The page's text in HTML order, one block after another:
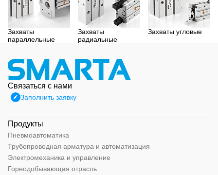
Захваты
параллельные
Захваты
радиальные
Захваты угловые
Связаться с нами
Заполнить заявку
Продукты
Пневмоавтоматика
Трубопроводная арматура и автоматизация
Электромеханика и управление
Горнодобывающая отрасль